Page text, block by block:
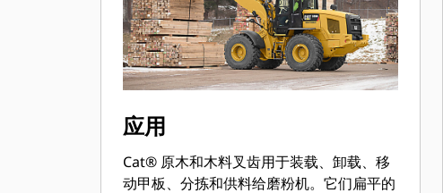
应用
Cat® 原木和木料叉齿用于装载、卸载、移
动甲板、分拣和供料给磨粉机。它们扁平的